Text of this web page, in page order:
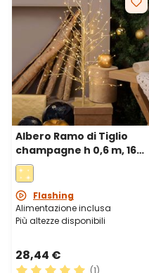
Albero Ramo di Tiglio
champagne h 0,6 m, 160
microled bianco caldo e
bianco freddo, uso
interno
Flashing
Alimentazione inclusa
Più altezze disponibili
28,44 €
(1)